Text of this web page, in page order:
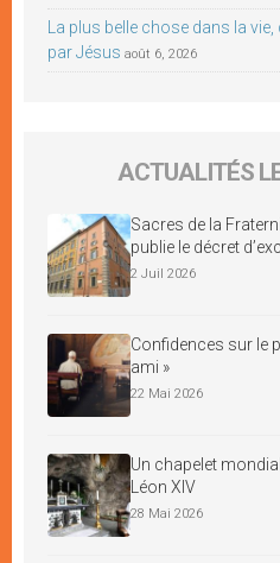
La plus belle chose dans la vie,
par Jésus août 6, 2026
ACTUALITÉS
Sacres de la
publie le décret
2 Juil 2026
Confidences sur le
ami »
22 Mai 2026
Un chapelet
Léon XIV
28 Mai 2026